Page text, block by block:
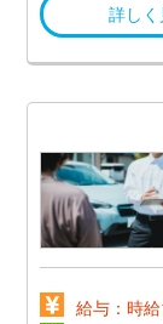
※週3日～
詳し
給与：時